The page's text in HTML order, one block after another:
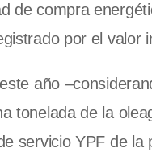
de compra
por el valor
año
tonelada de la
servicio YPF de